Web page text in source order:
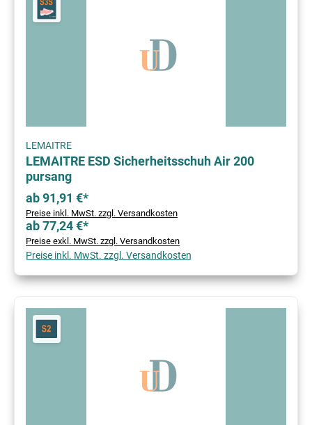
LEMAITRE
LEMAITRE ESD Sicherheitsschuh Air 200
pursang
ab 91,91 €*
Preise inkl. MwSt. zzgl. Versandkosten
ab 77,24 €*
Preise exkl. MwSt. zzgl. Versandkosten
Preise inkl. MwSt. zzgl. Versandkosten